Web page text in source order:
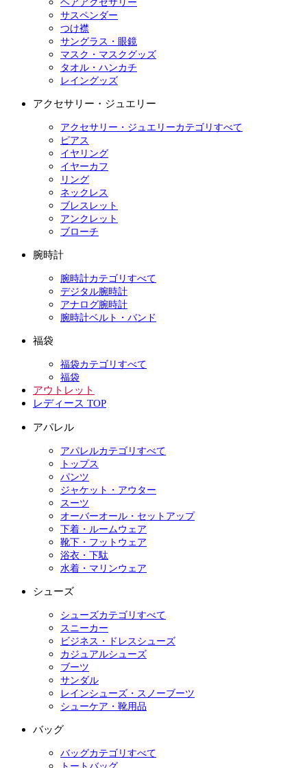
ヘアアクセサリー
サスペンダー
つけ襟
サングラス・眼鏡
マスク・マスクグッズ
タオル・ハンカチ
レイングッズ
アクセサリー・ジュエリー
アクセサリー・ジュエリーカテゴリすべて
ピアス
イヤリング
イヤーカフ
リング
ネックレス
ブレスレット
アンクレット
ブローチ
腕時計
腕時計カテゴリすべて
デジタル腕時計
アナログ腕時計
腕時計ベルト・バンド
福袋
福袋カテゴリすべて
福袋
アウトレット
レディース TOP
アパレル
アパレルカテゴリすべて
トップス
パンツ
ジャケット・アウター
スーツ
オーバーオール・セットアップ
下着・ルームウェア
靴下・フットウェア
浴衣・下駄
水着・マリンウェア
シューズ
シューズカテゴリすべて
スニーカー
ビジネス・ドレスシューズ
カジュアルシューズ
ブーツ
サンダル
レインシューズ・スノーブーツ
シューケア・靴用品
バッグ
バッグカテゴリすべて